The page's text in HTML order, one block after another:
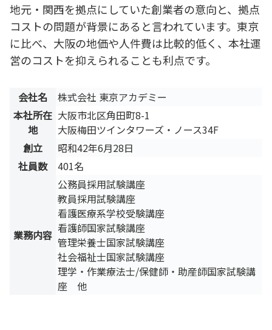
地元・関西を拠点にしていた創業者の意向と、拠点
コストの問題が背景にあると言われています。東京
に比べ、大阪の地価や人件費は比較的低く、本社運
営のコストを抑えられることも利点です。
会社名
株式会社 東京アカデミー
本社所在
地
大阪市北区角田町8-1
大阪梅田ツインタワーズ・ノース34F
創立
昭和42年6月28日
社員数
401名
業務内容
公務員採用試験講座
教員採用試験講座
看護医療系学校受験講座
看護師国家試験講座
管理栄養士国家試験講座
社会福祉士国家試験講座
理学・作業療法士/保健師・助産師国家試験講
座 他